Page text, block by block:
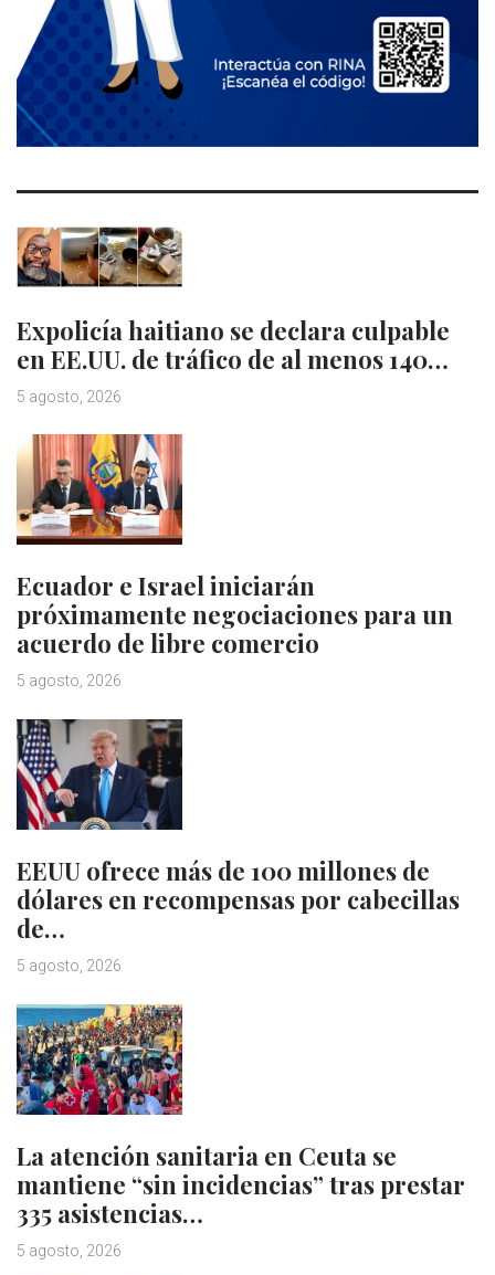
Expolicía haitiano se declara culpable
en EE.UU. de tráfico de al menos 140…
5 agosto, 2026
Ecuador e Israel iniciarán
próximamente negociaciones para un
acuerdo de libre comercio
5 agosto, 2026
EEUU ofrece más de 100 millones de
dólares en recompensas por cabecillas
de…
5 agosto, 2026
La atención sanitaria en Ceuta se
mantiene “sin incidencias” tras prestar
335 asistencias…
5 agosto, 2026